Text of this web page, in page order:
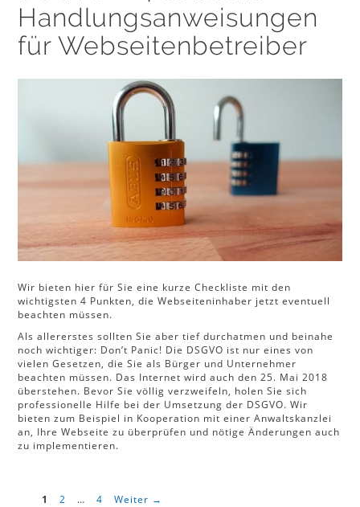
Handlungsanweisungen
für Webseitenbetreiber
Wir bieten hier für Sie eine kurze Checkliste mit den
wichtigsten 4 Punkten, die Webseiteninhaber jetzt eventuell
beachten müssen.
Als allererstes sollten Sie aber tief durchatmen und beinahe
noch wichtiger: Don’t Panic! Die DSGVO ist nur eines von
vielen Gesetzen, die Sie als Bürger und Unternehmer
beachten müssen. Das Internet wird auch den 25. Mai 2018
überstehen. Bevor Sie völlig verzweifeln, holen Sie sich
professionelle Hilfe bei der Umsetzung der DSGVO. Wir
bieten zum Beispiel in Kooperation mit einer Anwaltskanzlei
an, Ihre Webseite zu überprüfen und nötige Änderungen auch
zu implementieren.
Seite
1 Seite
2 … Seite
4 Weiter →